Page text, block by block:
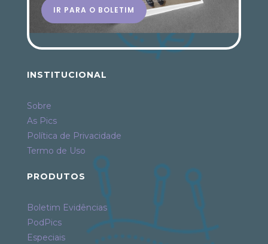
IR PARA O BOLETIM
INSTITUCIONAL
Sobre
As Pics
Política de Privacidade
Termo de Uso
PRODUTOS
Boletim Evidências
PodPics
Especiais